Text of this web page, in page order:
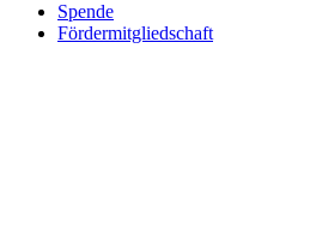
Spende
Fördermitgliedschaft